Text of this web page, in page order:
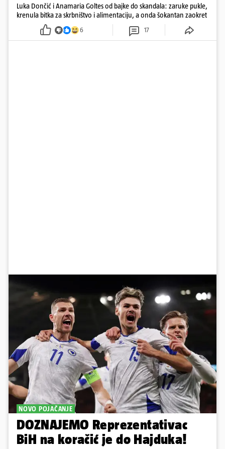
Luka Dončić i Anamaria Goltes od bajke do skandala: zaruke pukle,
krenula bitka za skrbništvo i alimentaciju, a onda šokantan zaokret
6 17
NOVO POJAČANJE
DOZNAJEMO Reprezentativac
BiH na koračić je do Hajduka!